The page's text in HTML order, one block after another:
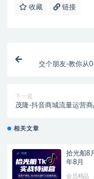
收藏 链接
交个朋友-教你从
下一篇
茂隆-抖音商城流量运营
相关文章
拾光船8
年8月
会员精品